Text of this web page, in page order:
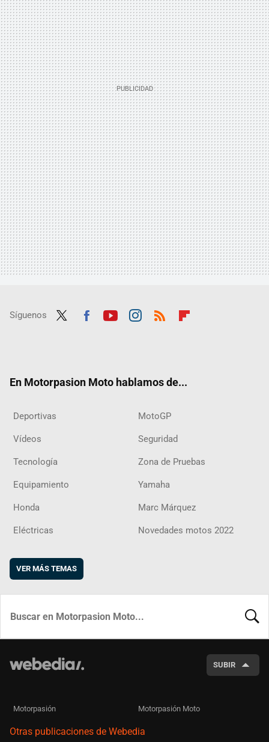
Síguenos
En Motorpasion Moto hablamos de...
Deportivas MotoGP
Vídeos Seguridad
Tecnología Zona de Pruebas
Equipamiento Yamaha
Honda Marc Márquez
Eléctricas Novedades motos 2022
VER MÁS TEMAS
SUBIR
Motorpasión Motorpasión Moto
Otras publicaciones de Webedia